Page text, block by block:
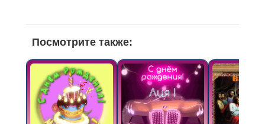
Посмотрите также: